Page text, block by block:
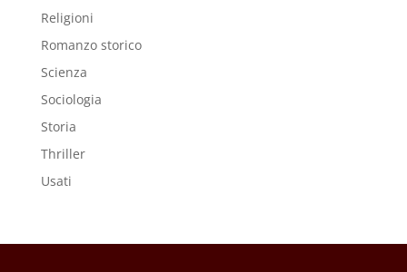
Religioni
Romanzo storico
Scienza
Sociologia
Storia
Thriller
Usati